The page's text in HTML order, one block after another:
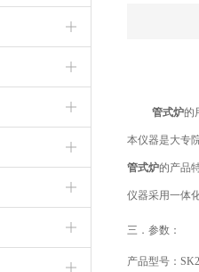
管式炉的
本仪器是大专
管式炉的产品
仪器采用一体
三．参数：
产品型号：